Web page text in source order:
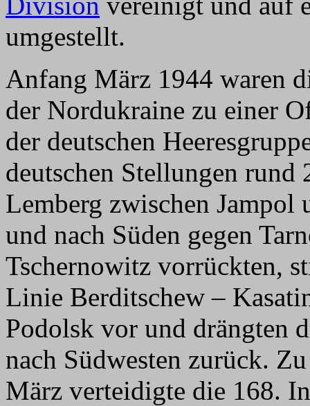
umgestellt.
Anfang März 1944 waren
der Nordukraine zu einer
der deutschen
deutschen Stellungen
Lemberg zwischen Jampol
und nach Süden gegen
Tschernowitz vorrückten,
Linie Berditschew –
Podolsk vor und drängten
nach Südwesten zurück.
März verteidigte die 168.